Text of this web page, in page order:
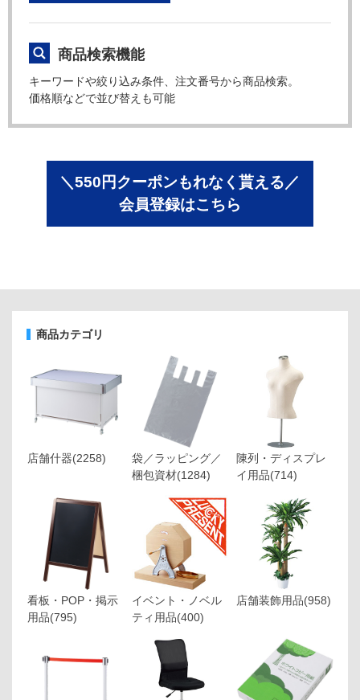
商品検索機能
キーワードや絞り込み条件、注文番号から商品検索。
価格順などで並び替えも可能
＼550円クーポンもれなく貰える／
会員登録はこちら
商品カテゴリ
店舗什器(2258)
袋／ラッピング／
梱包資材(1284)
陳列・ディスプレ
イ用品(714)
看板・POP・掲示
用品(795)
イベント・ノベル
ティ用品(400)
店舗装飾用品(958)